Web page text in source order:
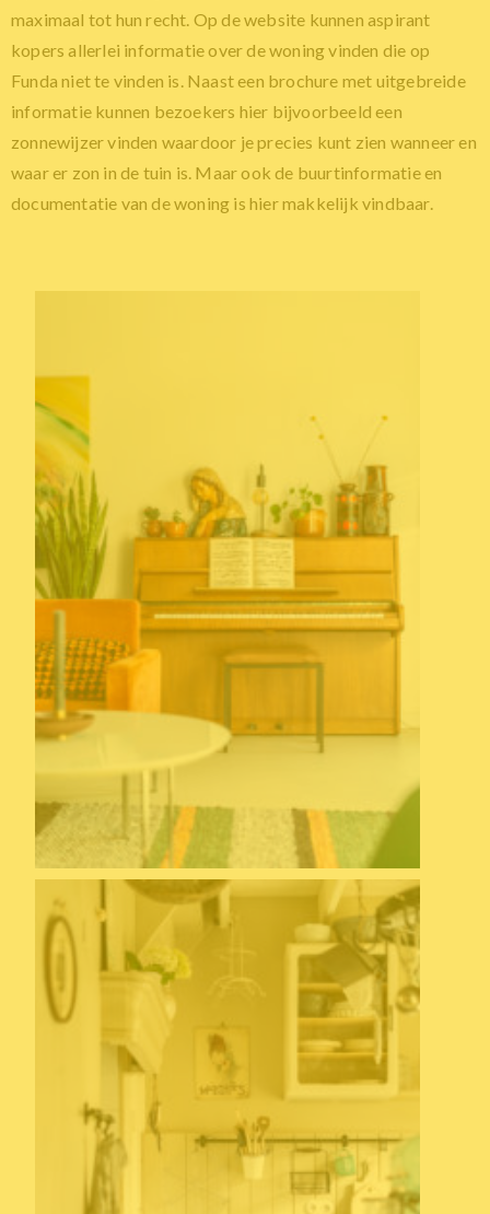
maximaal tot hun recht. Op de website kunnen aspirant
kopers allerlei informatie over de woning vinden die op
Funda niet te vinden is. Naast een brochure met uitgebreide
informatie kunnen bezoekers hier bijvoorbeeld een
zonnewijzer vinden waardoor je precies kunt zien wanneer en
waar er zon in de tuin is. Maar ook de buurtinformatie en
documentatie van de woning is hier makkelijk vindbaar.